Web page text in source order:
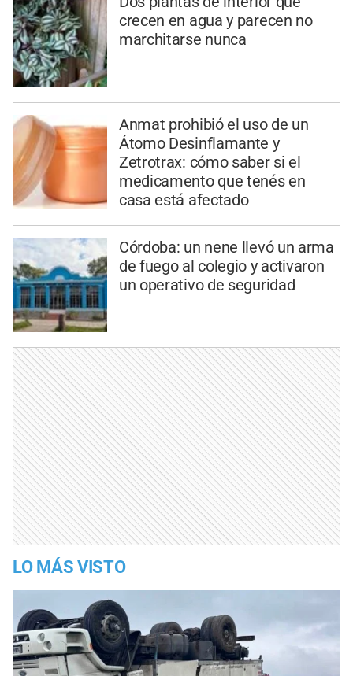
crecen en agua y parecen no
marchitarse nunca
Anmat prohibió el uso de un
Átomo Desinflamante y
Zetrotrax: cómo saber si el
medicamento que tenés en
casa está afectado
Córdoba: un nene llevó un arma
de fuego al colegio y activaron
un operativo de seguridad
LO MÁS VISTO